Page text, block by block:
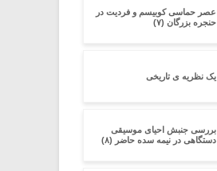
عصر حماسی کوبیسم و فردیت در
حنجره بزرگان (۷)
یک نظریه ی تاریخی
بررسی جنبش احیای موسیقی
دستگاهی در نیمه سده‌ حاضر (۸)